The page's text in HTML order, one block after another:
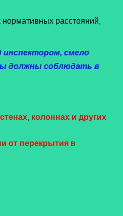
расстояний,
смело
должны соблюдать в
колоннах и других
от перекрытия в